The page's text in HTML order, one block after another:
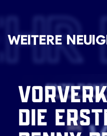
WEITERE
DIE